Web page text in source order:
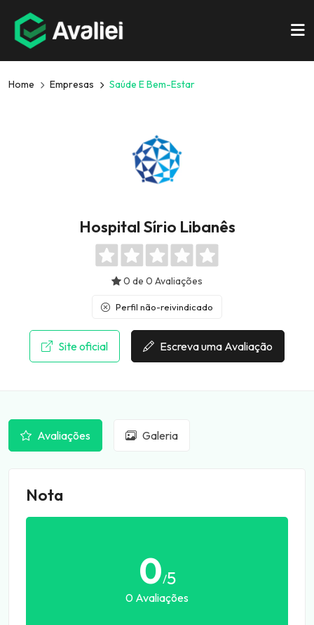
Home Empresas Saúde E Bem-Estar
Hospital Sírio Libanês
0 de 0 Avaliações
Perfil não-reivindicado
Site oficial Escreva uma Avaliação
Avaliações Galeria
Nota
0/5
0 Avaliações